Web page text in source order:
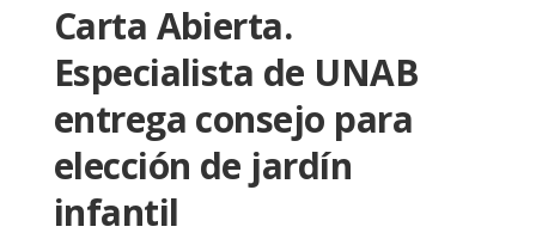
Carta Abierta.
Especialista de UNAB
entrega consejo para
elección de jardín
infantil